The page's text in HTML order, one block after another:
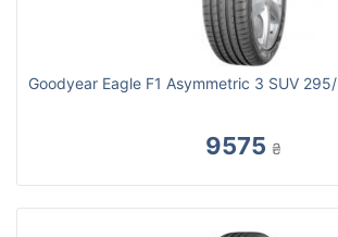
Goodyear Eagle F1 Asymmetric 3 SUV 295/
9575 ₴